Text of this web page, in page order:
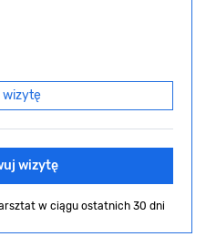
wizytę
wizytę
w ciągu ostatnich 30 dni